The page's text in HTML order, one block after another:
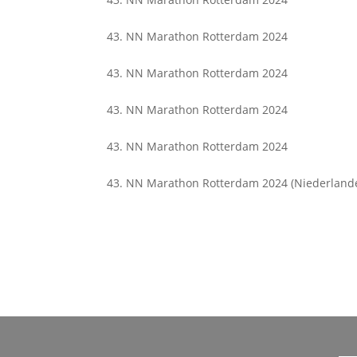
43. NN Marathon Rotterdam 2024
43. NN Marathon Rotterdam 2024
43. NN Marathon Rotterdam 2024
43. NN Marathon Rotterdam 2024
43. NN Marathon Rotterdam 2024